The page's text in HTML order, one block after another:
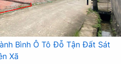
Bình Ô Tô Đỗ Tận Đất Sát
Xã